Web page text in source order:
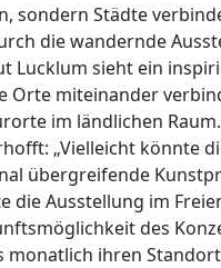
sondern Städte
die wandernde
Lucklum sieht ein
Orte miteinander
im ländlichen
„Vielleicht könnte
übergreifende
die Ausstellung im
des
monatlich ihren